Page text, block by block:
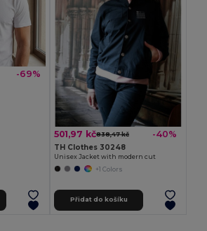
-69%
501,97 kč838,47 kč -40%
TH Clothes 30248
Unisex Jacket with modern cut
+1 Colors
Přidat do košíku